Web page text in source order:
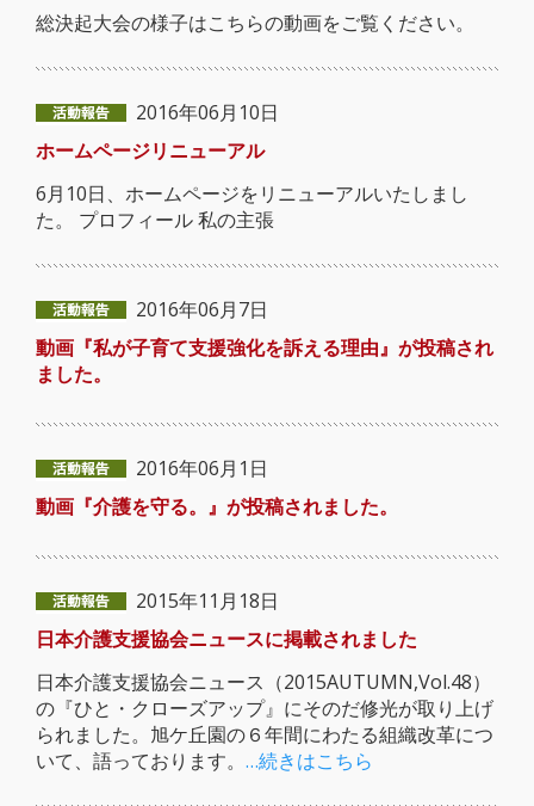
総決起大会の様子はこちらの動画をご覧ください。
2016年06月10日
ホームページリニューアル
6月10日、ホームページをリニューアルいたしまし
た。 プロフィール 私の主張
2016年06月7日
動画『私が子育て支援強化を訴える理由』が投稿され
ました。
2016年06月1日
動画『介護を守る。』が投稿されました。
2015年11月18日
日本介護支援協会ニュースに掲載されました
日本介護支援協会ニュース（2015AUTUMN,Vol.48）
の『ひと・クローズアップ』にそのだ修光が取り上げ
られました。旭ケ丘園の６年間にわたる組織改革につ
いて、語っております。 …続きはこちら